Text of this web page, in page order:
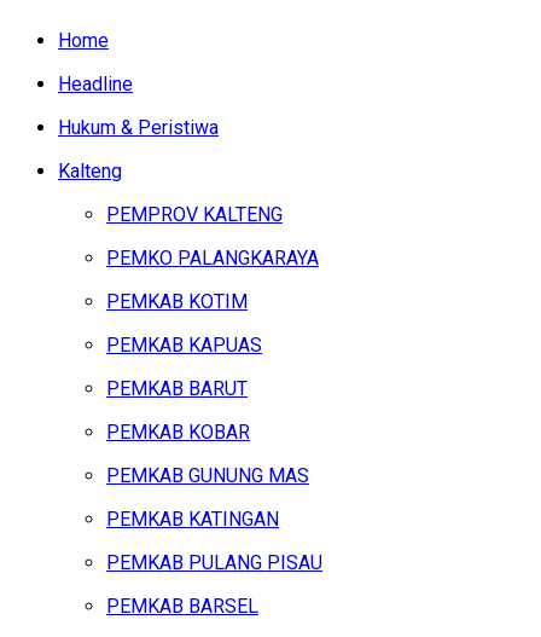
Home
Headline
Hukum & Peristiwa
Kalteng
PEMPROV KALTENG
PEMKO PALANGKARAYA
PEMKAB KOTIM
PEMKAB KAPUAS
PEMKAB BARUT
PEMKAB KOBAR
PEMKAB GUNUNG MAS
PEMKAB KATINGAN
PEMKAB PULANG PISAU
PEMKAB BARSEL